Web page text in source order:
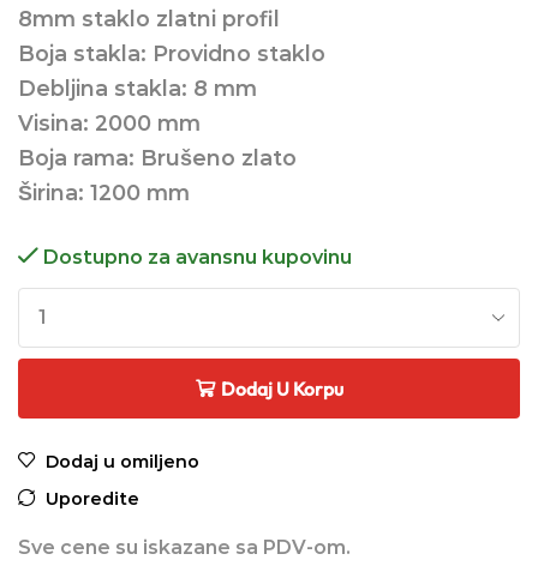
8mm staklo zlatni profil
Boja stakla: Providno staklo
Debljina stakla: 8 mm
Visina: 2000 mm
Boja rama: Brušeno zlato
Širina: 1200 mm
Dostupno za avansnu kupovinu
Dodaj U Korpu
Dodaj u omiljeno
Uporedite
Sve cene su iskazane sa PDV-om.